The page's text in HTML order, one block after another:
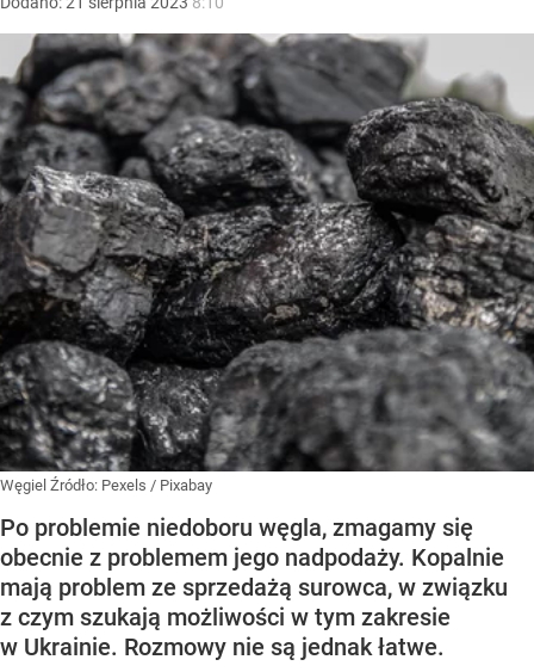
Węgiel Źródło: Pexels / Pixabay
Po problemie niedoboru węgla, zmagamy się
obecnie z problemem jego nadpodaży. Kopalnie
mają problem ze sprzedażą surowca, w związku
z czym szukają możliwości w tym zakresie
w Ukrainie. Rozmowy nie są jednak łatwe.